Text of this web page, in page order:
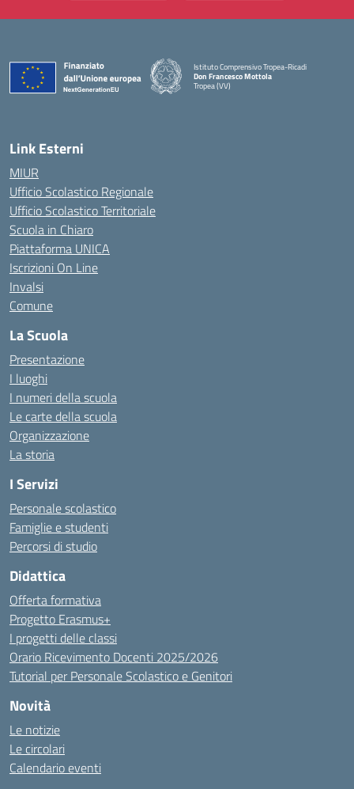
Istituto Comprensivo Tropea-Ricadi
Don Francesco Mottola
Tropea (VV)
— Visita la pagina iniziale della scuola
Link Esterni
MIUR
Ufficio Scolastico Regionale
Ufficio Scolastico Territoriale
Scuola in Chiaro
Piattaforma UNICA
Iscrizioni On Line
Invalsi
Comune
La Scuola
Presentazione
I luoghi
I numeri della scuola
Le carte della scuola
Organizzazione
La storia
I Servizi
Personale scolastico
Famiglie e studenti
Percorsi di studio
Didattica
Offerta formativa
Progetto Erasmus+
I progetti delle classi
Orario Ricevimento Docenti 2025/2026
Tutorial per Personale Scolastico e Genitori
Novità
Le notizie
Le circolari
Calendario eventi